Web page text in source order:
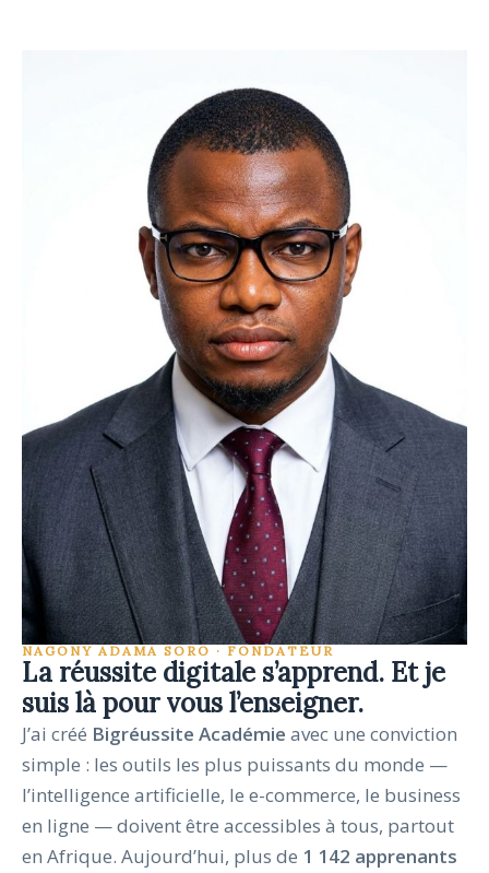
NAGONY ADAMA SORO · FONDATEUR
La réussite digitale s’apprend. Et je
suis là pour vous l’enseigner.
J’ai créé Bigréussite Académie avec une conviction
simple : les outils les plus puissants du monde —
l’intelligence artificielle, le e-commerce, le business
en ligne — doivent être accessibles à tous, partout
en Afrique. Aujourd’hui, plus de 1 142 apprenants